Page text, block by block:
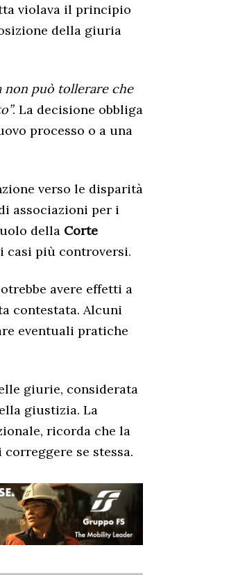
violava il principio
della giuria
non può tollerare che
. La decisione obbliga
processo o a una
verso le disparità
associazioni per i
della Corte
casi più controversi.
avere effetti a
contestata. Alcuni
eventuali pratiche
giurie, considerata
giustizia. La
ricorda che la
se stessa.